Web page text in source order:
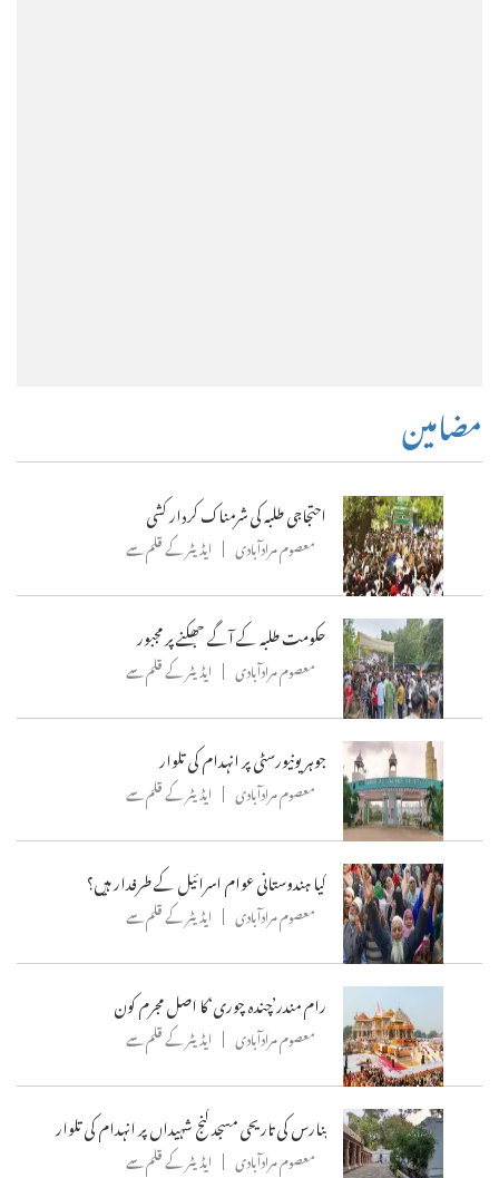
مضامین
احتجاجی طلبہ کی شرمناک کردار کشی
معصوم مرادآبادی ایڈیٹر کے قلم سے
حکومت طلبہ کے آگے جھکنے پر مجبور
معصوم مرادآبادی ایڈیٹر کے قلم سے
جوہر یونیورسٹی پر انہدام کی تلوار
معصوم مرادآبادی ایڈیٹر کے قلم سے
کیا ہندوستانی عوام اسرائیل کے طرفدار ہیں؟
معصوم مرادآبادی ایڈیٹر کے قلم سے
رام مندر’چندہ چوری‘کا اصل مجرم کون
معصوم مرادآبادی ایڈیٹر کے قلم سے
بنارس کی تاریحی مسجد گنج شہیداں پر انہدام کی تلوار
معصوم مرادآبادی ایڈیٹر کے قلم سے